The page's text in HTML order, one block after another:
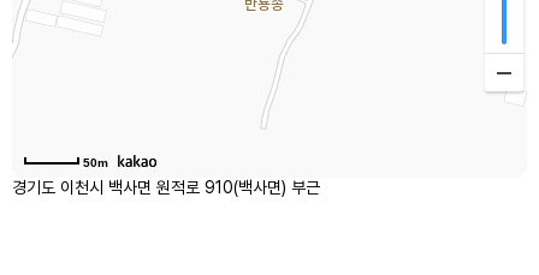
50m
경기도 이천시 백사면 원적로 910(백사면) 부근